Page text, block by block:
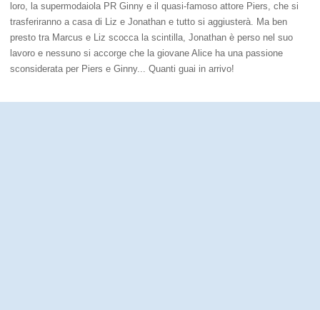
loro, la supermodaiola PR Ginny e il quasi-famoso attore Piers, che si
trasferiranno a casa di Liz e Jonathan e tutto si aggiusterà. Ma ben
presto tra Marcus e Liz scocca la scintilla, Jonathan è perso nel suo
lavoro e nessuno si accorge che la giovane Alice ha una passione
sconsiderata per Piers e Ginny... Quanti guai in arrivo!